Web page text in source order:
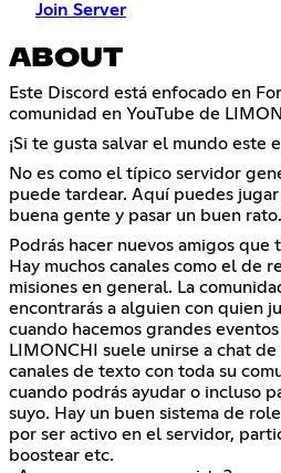
Join Server
ABOUT
Este Discord está enfocado en
comunidad en YouTube de
¡Si te gusta salvar el mundo este
No es como el típico servidor
puede tardear. Aquí puedes
buena gente y pasar un buen rato.
Podrás hacer nuevos amigos que
Hay muchos canales como el de
misiones en general. La
encontrarás a alguien con quien
cuando hacemos grandes
LIMONCHI suele unirse a chat
canales de texto con toda su
cuando podrás ayudar o incluso
suyo. Hay un buen sistema de
por ser activo en el servidor,
boostear etc.